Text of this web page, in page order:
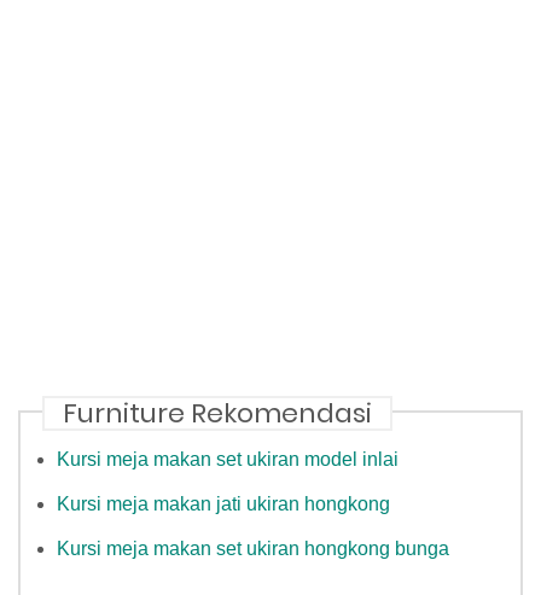
Furniture Rekomendasi
Kursi meja makan set ukiran model inlai
Kursi meja makan jati ukiran hongkong
Kursi meja makan set ukiran hongkong bunga